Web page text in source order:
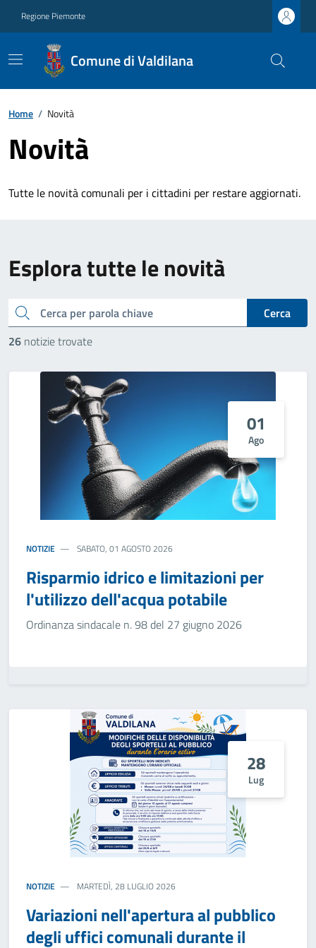
Regione Piemonte
Comune di Valdilana
Home / Novità
Novità
Tutte le novità comunali per i cittadini per restare aggiornati.
Esplora tutte le novità
cerca
Cerca
26 notizie trovate
01
Ago
NOTIZIE SABATO, 01 AGOSTO 2026
Risparmio idrico e limitazioni per
l'utilizzo dell'acqua potabile
Ordinanza sindacale n. 98 del 27 giugno 2026
28
Lug
NOTIZIE MARTEDÌ, 28 LUGLIO 2026
Variazioni nell'apertura al pubblico
degli uffici comunali durante il